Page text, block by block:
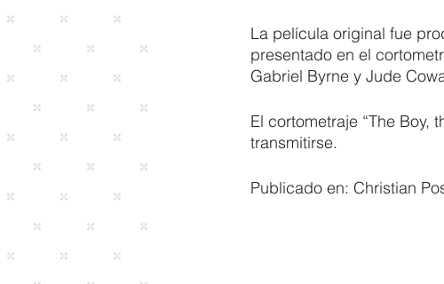
La película original fue
presentado en el
Gabriel Byrne y Jude
El cortometraje “The Boy,
transmitirse.
Publicado en: Christian